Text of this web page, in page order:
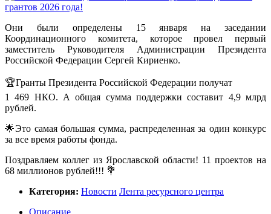
Они были определены 15 января на заседании
Координационного комитета, которое провел первый
заместитель Руководителя Администрации Президента
Российской Федерации Сергей Кириенко.
🏆Гранты Президента Российской Федерации получат
1 469 НКО. А общая сумма поддержки составит 4,9 млрд
рублей.
🌟Это самая большая сумма, распределенная за один конкурс
за все время работы фонда.
Поздравляем коллег из Ярославской области! 11 проектов на
68 миллионов рублей!!! 💐
Категория: Новости Лента ресурсного центра